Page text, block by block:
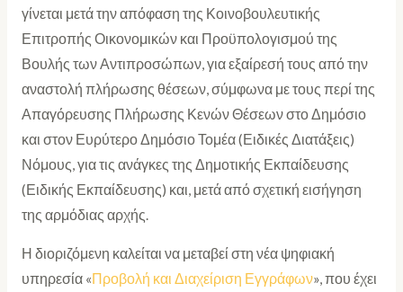
γίνεται μετά την απόφαση της Κοινοβουλευτικής
Επιτροπής Οικονομικών και Προϋπολογισμού της
Βουλής των Αντιπροσώπων, για εξαίρεσή τους από την
αναστολή πλήρωσης θέσεων, σύμφωνα με τους περί της
Απαγόρευσης Πλήρωσης Κενών Θέσεων στο Δημόσιο
και στον Ευρύτερο Δημόσιο Τομέα (Ειδικές Διατάξεις)
Νόμους, για τις ανάγκες της Δημοτικής Εκπαίδευσης
(Ειδικής Εκπαίδευσης) και, μετά από σχετική εισήγηση
της αρμόδιας αρχής.
Η διοριζόμενη καλείται να μεταβεί στη νέα ψηφιακή
υπηρεσία «Προβολή και Διαχείριση Εγγράφων», που έχει